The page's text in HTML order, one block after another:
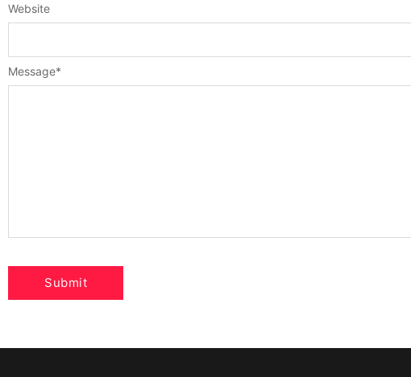
Message*
Website